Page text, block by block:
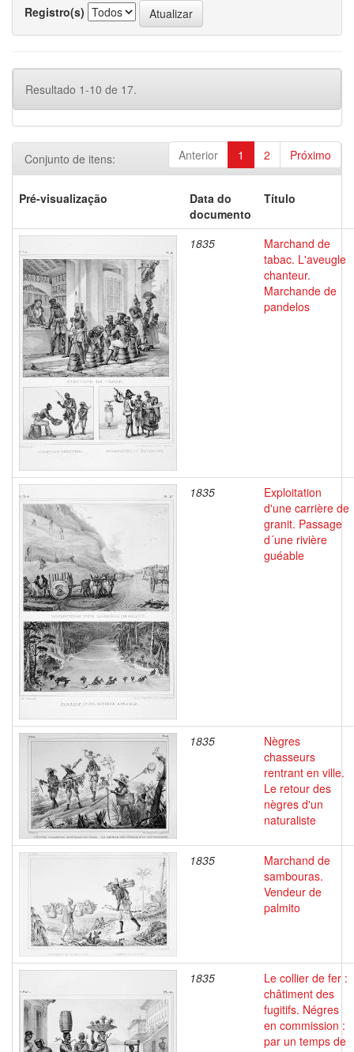
Registro(s)
Resultado 1-10 de 17.
Anterior 1 2 Próximo
Conjunto de itens:
Pré-visualização
Data do
documento
Título
1835
Marchand de
tabac. L'aveugle
chanteur.
Marchande de
pandelos
1835
Exploitation
d'une carrière de
granit. Passage
d´une rivière
guéable
1835
Nègres
chasseurs
rentrant en ville.
Le retour des
nègres d'un
naturaliste
1835
Marchand de
sambouras.
Vendeur de
palmito
1835
Le collier de fer :
châtiment des
fugitifs. Négres
en commission :
par un temps de